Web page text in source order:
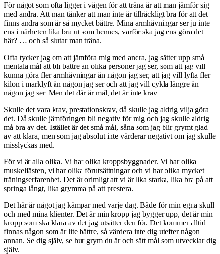
För något som ofta ligger i vägen för att träna är att man jämför sig
med andra. Att man tänker att man inte är tillräckligt bra för att det
finns andra som är så mycket bättre. Mina armhävningar ser ju inte
ens i närheten lika bra ut som hennes, varför ska jag ens göra det
här? … och så slutar man träna.
Ofta tycker jag om att jämföra mig med andra, jag sätter upp små
mentala mål att bli bättre än olika personer jag ser, som att jag vill
kunna göra fler armhävningar än någon jag ser, att jag vill lyfta fler
kilon i marklyft än någon jag ser och att jag vill cykla längre än
någon jag ser. Men det där är mål, det är inte krav.
Skulle det vara krav, prestationskrav, då skulle jag aldrig vilja göra
det. Då skulle jämföringen bli negativ för mig och jag skulle aldrig
må bra av det. Istället är det små mål, såna som jag blir grymt glad
av att klara, men som jag absolut inte värderar negativt om jag skulle
misslyckas med.
För vi är alla olika. Vi har olika kroppsbyggnader. Vi har olika
muskelfästen, vi har olika förutsättningar och vi har olika mycket
träningserfarenhet. Det är orimligt att vi är lika starka, lika bra på att
springa långt, lika grymma på att prestera.
Det här är något jag kämpar med varje dag. Både för min egna skull
och med mina klienter. Det är min kropp jag bygger upp, det är min
kropp som ska klara av det jag utsätter den för. Det kommer alltid
finnas någon som är lite bättre, så värdera inte dig utefter någon
annan. Se dig själv, se hur grym du är och sätt mål som utvecklar dig
själv.